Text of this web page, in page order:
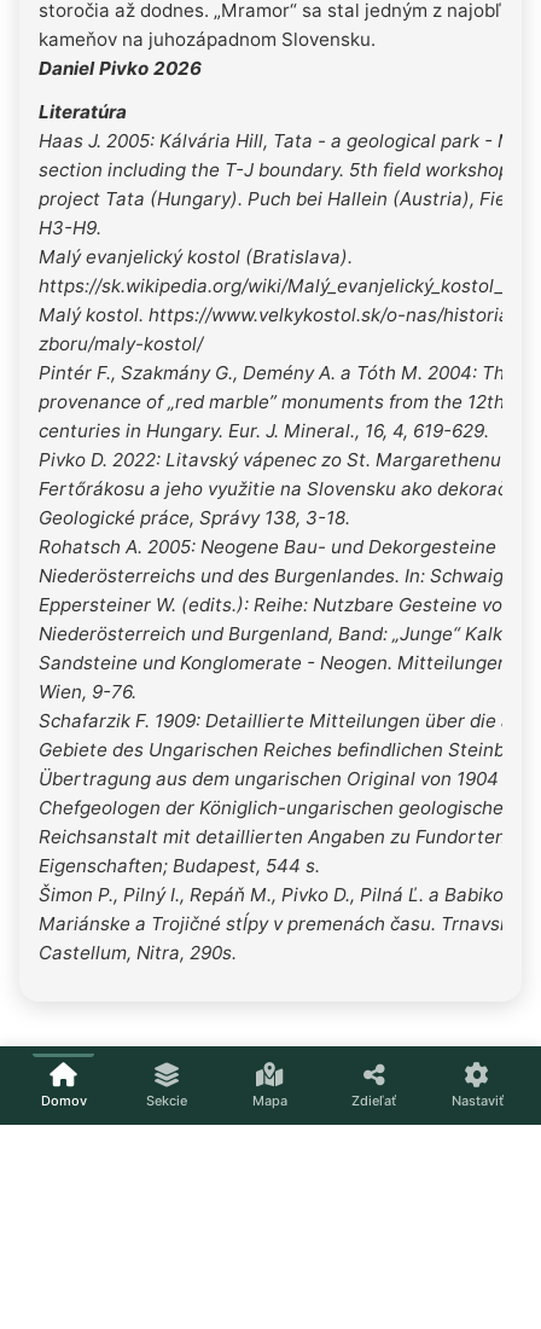
storočia až dodnes. „Mramor“ sa stal jedným z
kameňov na juhozápadnom Slovensku.
Daniel Pivko 2026
Literatúra
Haas J. 2005: Kálvária Hill, Tata - a geological park -
section including the T-J boundary. 5th field workshop
project Tata (Hungary). Puch bei Hallein (Austria), Field
H3-H9.
Malý evanjelický kostol (Bratislava).
https://sk.wikipedia.org/wiki/
Malý kostol. https://www.velkykostol.sk/o-nas/historia-
zboru/maly-kostol/
Pintér F., Szakmány G., Demény A. a Tóth M. 2004: The
provenance of „red marble” monuments from the 12th-
centuries in Hungary. Eur. J. Mineral., 16, 4, 619-629.
Pivko D. 2022: Litavský vápenec zo St. Margarethenu a
Fertőrákosu a jeho využitie na Slovensku ako dekoračný
Geologické práce, Správy 138, 3-18.
Rohatsch A. 2005: Neogene Bau- und Dekorgesteine
Niederösterreichs und des Burgenlandes. In:
Eppersteiner W. (edits.): Reihe: Nutzbare Gesteine von
Niederösterreich und Burgenland, Band: „Junge“ Kalke,
Sandsteine und Konglomerate - Neogen. Mitteilungen
Wien, 9-76.
Schafarzik F. 1909: Detaillierte Mitteilungen über die auf
Gebiete des Ungarischen Reiches befindlichen
Übertragung aus dem ungarischen Original von 1904
Chefgeologen der Königlich-ungarischen geologischen
Reichsanstalt mit detaillierten Angaben zu Fundorten
Eigenschaften; Budapest, 544 s.
Šimon P., Pilný I., Repáň M., Pivko D., Pilná Ľ. a Babiková
Mariánske a Trojičné stĺpy v premenách času. Trnavský
Castellum, Nitra, 290s.
Domov Sekcie Mapa Zdieľať Nastaviť